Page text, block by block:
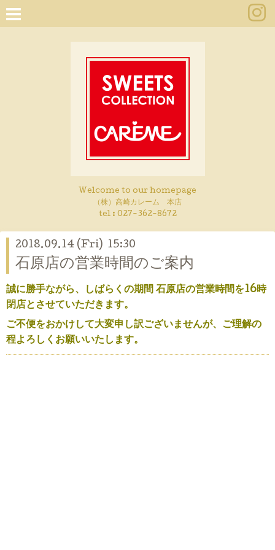
Welcome to our homepage
（株）高崎カレーム 本店
tel : 027-362-8672
2018.09.14 (Fri) 15:30
石原店の営業時間のご案内
誠に勝手ながら、しばらくの期間 石原店の営業時間を16時
閉店とさせていただきます。
ご不便をおかけして大変申し訳ございませんが、ご理解の
程よろしくお願いいたします。